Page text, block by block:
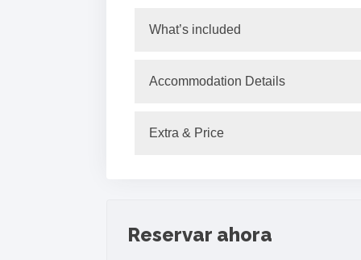
What’s included
Accommodation Details
Extra & Price
Reservar ahora